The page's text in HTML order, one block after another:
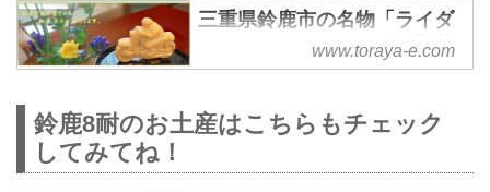
三重県鈴鹿市の名物「ライダ
ーもなか」やおみやげ、贈答
品のお菓子はとらや勝月へ。
『とらや勝月』は、鈴鹿名物「ラ
季節のお菓子の他に、麩まんじゅ
www.toraya-e.com
鈴鹿8耐のお土産はこちらもチェック
してみてね！